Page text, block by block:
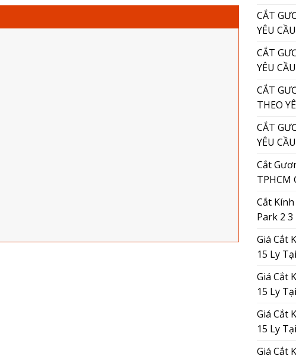
CẮT
YÊU CẦU
CẮT
YÊU
CẮT
THEO
CẮT
YÊU
Cắt
TPHCM
Cắt
Park 2
Giá Cắt
15 Ly
Giá Cắt
15 Ly
Giá Cắt
15 Ly
Giá Cắt